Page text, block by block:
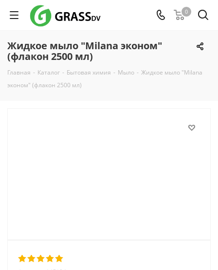
0
Жидкое мыло "Milana эконом"
(флакон 2500 мл)
Главная - Каталог - Бытовая химия - Мыло - Жидкое мыло "Milana
эконом" (флакон 2500 мл)